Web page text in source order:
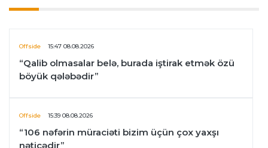
Offside 15:47 08.08.2026
“Qalib olmasalar belə, burada iştirak etmək özü
böyük qələbədir”
Offside 15:39 08.08.2026
“106 nəfərin müraciəti bizim üçün çox yaxşı
nəticədir”